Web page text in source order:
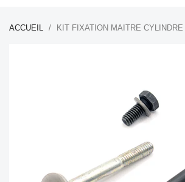
ACCUEIL KIT FIXATION MAITRE